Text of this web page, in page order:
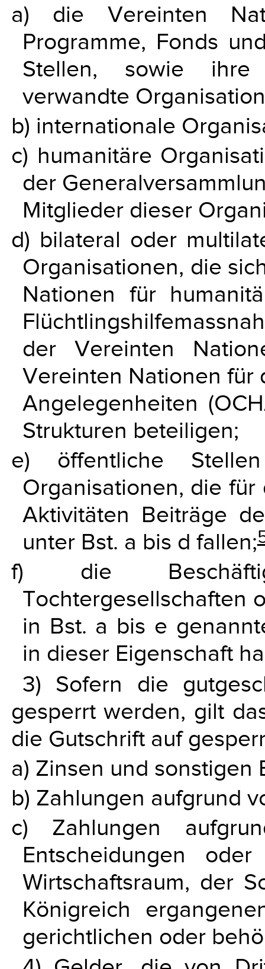
a) die Vereinten
Programme, Fonds
Stellen, sowie ihre
verwandte
b) internationale
c) humanitäre
der
Mitglieder dieser
d) bilateral oder
Organisationen, die
Nationen für
der Vereinten
Vereinten Nationen für
Angelegenheiten
Strukturen beteiligen;
e) öffentliche
Organisationen, die
Aktivitäten Beiträge
unter Bst. a bis d fallen;
f) die
Tochtergesellschaften
in Bst. a bis e
in dieser Eigenschaft
3) Sofern die
gesperrt werden, gilt
die Gutschrift auf
a) Zinsen und sonstigen
b) Zahlungen aufgrund
c) Zahlungen
Entscheidungen
Wirtschaftsraum, der
Königreich
gerichtlichen oder